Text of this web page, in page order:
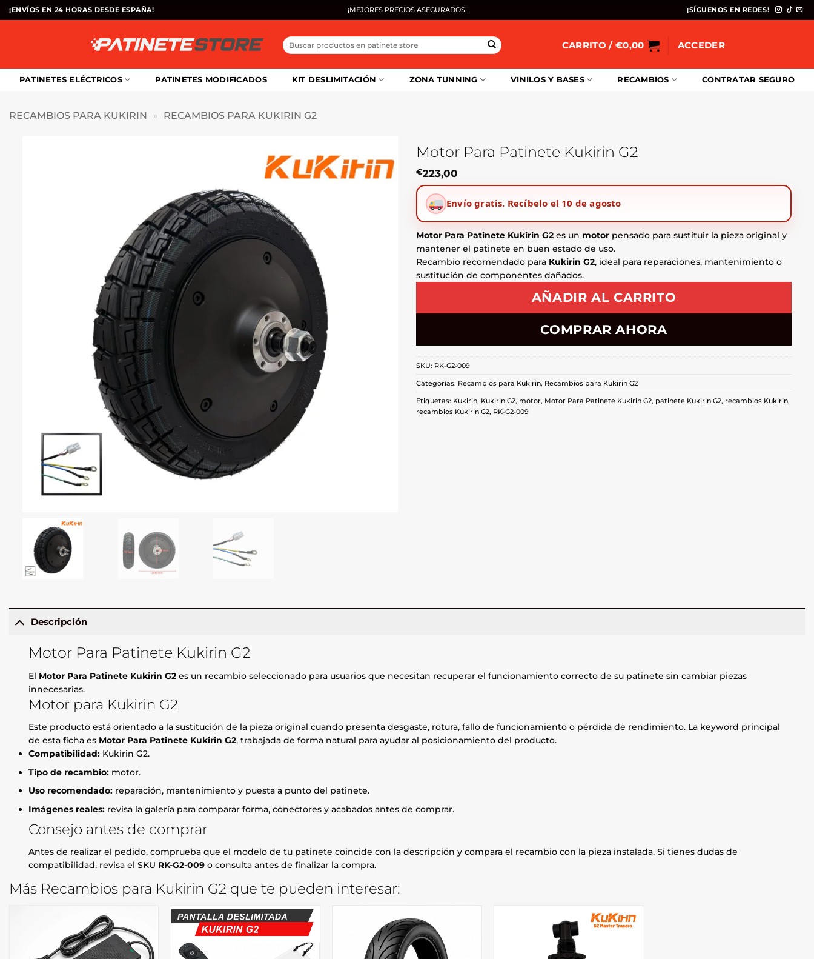
Saltar
al
¡ENVÍOS EN 24 HORAS DESDE ESPAÑA! ¡MEJORES PRECIOS ASEGURADOS! ¡SÍGUENOS EN REDES!
Buscar
por:
CARRITO / €0,00 ACCEDER
PATINETES ELÉCTRICOS PATINETES MODIFICADOS KIT DESLIMITACIÓN ZONA TUNNING VINILOS Y BASES RECAMBIOS CONTRATAR SEGURO
RECAMBIOS PARA KUKIRIN » RECAMBIOS PARA KUKIRIN G2
Motor Para Patinete Kukirin G2
€223,00
Envío gratis. Recíbelo el 10 de agosto
Motor Para Patinete Kukirin G2 es un motor pensado para sustituir la pieza original y
mantener el patinete en buen estado de uso.
Recambio recomendado para Kukirin G2, ideal para reparaciones, mantenimiento o
sustitución de componentes dañados.
AÑADIR AL CARRITO
COMPRAR AHORA
SKU: RK-G2-009
Categorías: Recambios para Kukirin, Recambios para Kukirin G2
Etiquetas: Kukirin, Kukirin G2, motor, Motor Para Patinete Kukirin G2, patinete Kukirin G2, recambios Kukirin,
recambios Kukirin G2, RK-G2-009
Descripción
Motor Para Patinete Kukirin G2
El Motor Para Patinete Kukirin G2 es un recambio seleccionado para usuarios que necesitan recuperar el funcionamiento correcto de su patinete sin cambiar piezas
innecesarias.
Motor para Kukirin G2
Este producto está orientado a la sustitución de la pieza original cuando presenta desgaste, rotura, fallo de funcionamiento o pérdida de rendimiento. La keyword principal
de esta ficha es Motor Para Patinete Kukirin G2, trabajada de forma natural para ayudar al posicionamiento del producto.
Compatibilidad: Kukirin G2.
Tipo de recambio: motor.
Uso recomendado: reparación, mantenimiento y puesta a punto del patinete.
Imágenes reales: revisa la galería para comparar forma, conectores y acabados antes de comprar.
Consejo antes de comprar
Antes de realizar el pedido, comprueba que el modelo de tu patinete coincide con la descripción y compara el recambio con la pieza instalada. Si tienes dudas de
compatibilidad, revisa el SKU RK-G2-009 o consulta antes de finalizar la compra.
Más Recambios para Kukirin G2 que te pueden interesar: